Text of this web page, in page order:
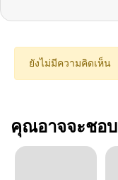
ยังไม่มีความคิดเห็น
คุณอาจจะชอบ